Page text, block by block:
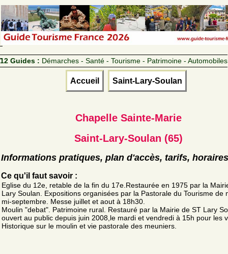
12 Guides : Démarches - Santé - Tourisme - Patrimoine - Automobiles
Accueil Saint-Lary-Soulan
Chapelle Sainte-Marie
Saint-Lary-Soulan (65)
Informations pratiques, plan d'accès, tarifs, horaires
Ce qu'il faut savoir :
Eglise du 12e, retable de la fin du 17e.Restaurée en 1975 par la
Lary Soulan. Expositions organisées par la Pastorale du Tourisme de
mi-septembre. Messe juillet et aout à 18h30.
Moulin "debat". Patrimoine rural. Restauré par la Mairie de ST Lary
ouvert au public depuis juin 2008,le mardi et vendredi à 15h pour les
Historique sur le moulin et vie pastorale des meuniers.